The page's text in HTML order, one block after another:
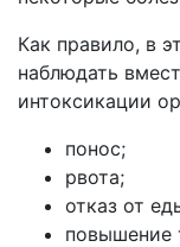
Как правило, в
наблюдать
интоксикации
понос;
рвота;
отказ от
повышение